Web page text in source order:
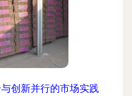
创新并行的市场实践